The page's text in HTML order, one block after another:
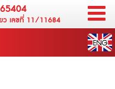
ว เลขที่ 11/11684